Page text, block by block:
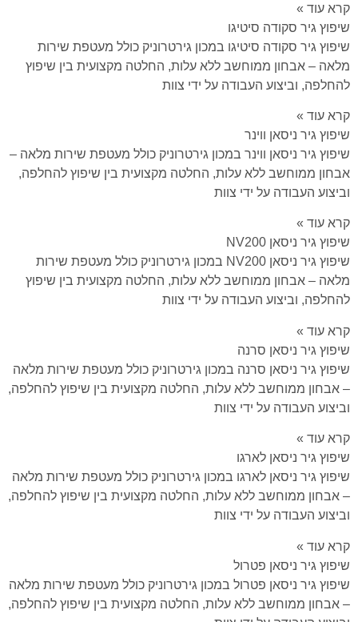
קרא עוד »
שיפוץ גיר סקודה סיטיגו
שיפוץ גיר סקודה סיטיגו במכון גירטרוניק כולל מעטפת שירות
מלאה – אבחון ממוחשב ללא עלות, החלטה מקצועית בין שיפוץ
להחלפה, וביצוע העבודה על ידי צוות
קרא עוד »
שיפוץ גיר ניסאן ווינר
שיפוץ גיר ניסאן ווינר במכון גירטרוניק כולל מעטפת שירות מלאה –
אבחון ממוחשב ללא עלות, החלטה מקצועית בין שיפוץ להחלפה,
וביצוע העבודה על ידי צוות
קרא עוד »
שיפוץ גיר ניסאן NV200
שיפוץ גיר ניסאן NV200 במכון גירטרוניק כולל מעטפת שירות
מלאה – אבחון ממוחשב ללא עלות, החלטה מקצועית בין שיפוץ
להחלפה, וביצוע העבודה על ידי צוות
קרא עוד »
שיפוץ גיר ניסאן סרנה
שיפוץ גיר ניסאן סרנה במכון גירטרוניק כולל מעטפת שירות מלאה
– אבחון ממוחשב ללא עלות, החלטה מקצועית בין שיפוץ להחלפה,
וביצוע העבודה על ידי צוות
קרא עוד »
שיפוץ גיר ניסאן לארגו
שיפוץ גיר ניסאן לארגו במכון גירטרוניק כולל מעטפת שירות מלאה
– אבחון ממוחשב ללא עלות, החלטה מקצועית בין שיפוץ להחלפה,
וביצוע העבודה על ידי צוות
קרא עוד »
שיפוץ גיר ניסאן פטרול
שיפוץ גיר ניסאן פטרול במכון גירטרוניק כולל מעטפת שירות מלאה
– אבחון ממוחשב ללא עלות, החלטה מקצועית בין שיפוץ להחלפה,